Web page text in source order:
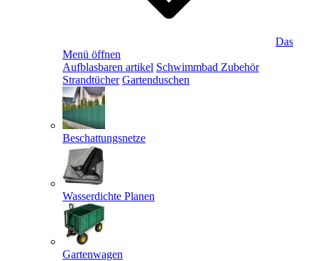
Das
Menü öffnen
Aufblasbaren artikel Schwimmbad Zubehör
Strandtücher Gartenduschen
Beschattungsnetze
Wasserdichte Planen
Gartenwagen